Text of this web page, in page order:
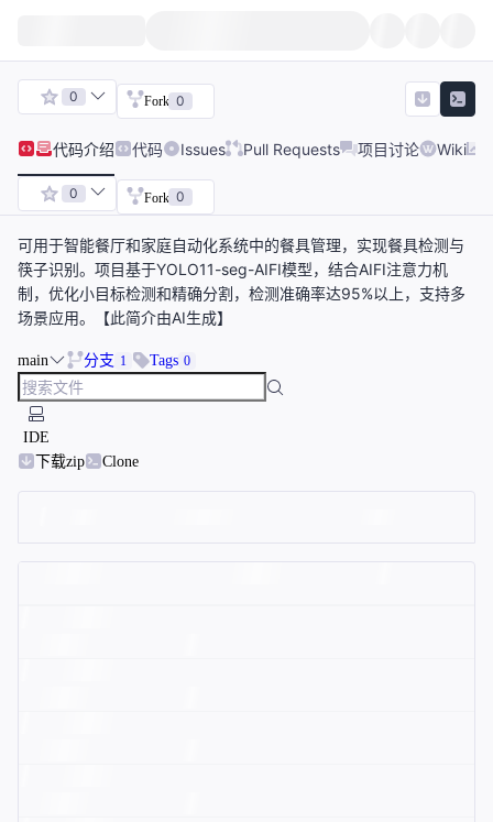
0 Fork 0
代码介绍 代码 Issues Pull Requests 项目讨论 Wiki
0 Fork 0
可用于智能餐厅和家庭自动化系统中的餐具管理，实现餐具检测与
筷子识别。项目基于YOLO11-seg-AIFI模型，结合AIFI注意力机
制，优化小目标检测和精确分割，检测准确率达95%以上，支持多
场景应用。【此简介由AI生成】
main 分支 1 Tags 0
IDE
下载zip
Clone